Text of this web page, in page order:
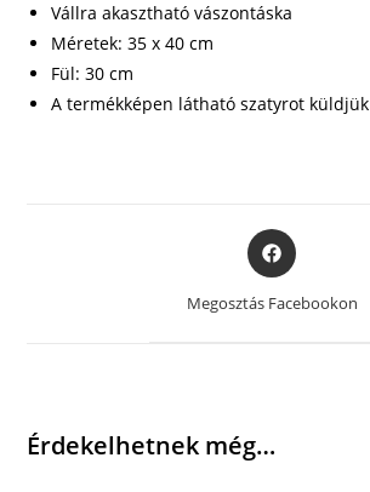
Vállra akasztható vászontáska
Méretek: 35 x 40 cm
Fül: 30 cm
A termékképen látható szatyrot küldjük
Opens
in
a
new
Megosztás Facebookon
Érdekelhetnek még…